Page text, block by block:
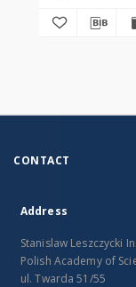
CONTACT
Address
Stanislaw Leszczycki
Polish Academy of
ul. Twarda 51/55